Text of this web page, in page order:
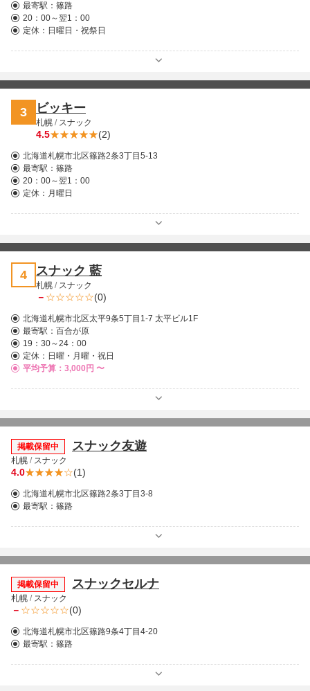
最寄駅： 篠路
20：00～翌1：00
定休：日曜日・祝祭日
3 ビッキー
札幌 / スナック
4.5 (2)
北海道札幌市北区篠路2条3丁目5-13
最寄駅： 篠路
20：00～翌1：00
定休：月曜日
4 スナック 藍
札幌 / スナック
－ (0)
北海道札幌市北区太平9条5丁目1-7 太平ビル1F
最寄駅： 百合が原
19：30～24：00
定休：日曜・月曜・祝日
平均予算：3,000円 〜
掲載保留中 スナック友遊
札幌 / スナック
4.0 (1)
北海道札幌市北区篠路2条3丁目3-8
最寄駅： 篠路
掲載保留中 スナックセルナ
札幌 / スナック
－ (0)
北海道札幌市北区篠路9条4丁目4-20
最寄駅： 篠路